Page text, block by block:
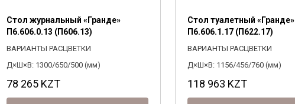
Стол журнальный «Гранде»
П6.606.0.13 (П606.13)
ВАРИАНТЫ РАСЦВЕТКИ
Д×Ш×В: 1300/650/500 (мм)
78 265 KZT
Стол туалетный «Гранде»
П6.606.1.17 (П622.17)
ВАРИАНТЫ РАСЦВЕТКИ
Д×Ш×В: 1156/456/760 (мм)
118 963 KZT